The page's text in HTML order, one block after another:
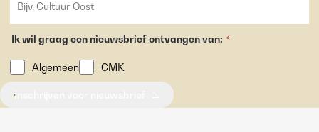
Ik wil graag een nieuwsbrief ontvangen van: *
Algemeen CMK
Inschrijven voor nieuwsbrief